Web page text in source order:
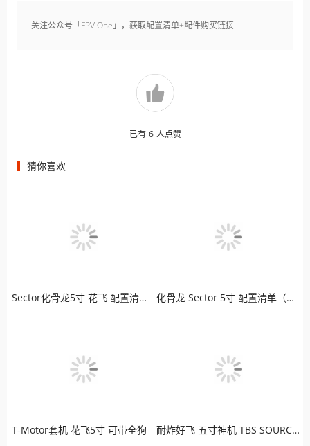
关注公众号「FPV One」，获取配置清单+配件购买链接
已有 6 人点赞
猜你喜欢
Sector化骨龙5寸 花飞 配置清单（模拟版） 化骨龙 Sector 5寸 配置清单（高清版）
T-Motor套机 花飞5寸 可带全狗 耐炸好飞 五寸神机 TBS SOURCE ONE 老司机最爱